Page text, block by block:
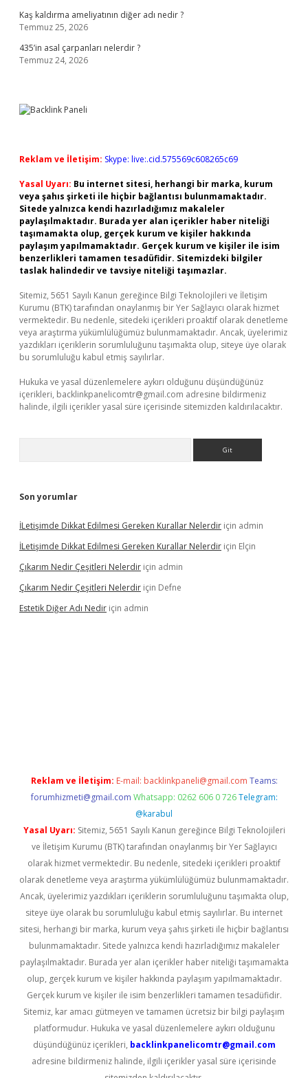
Kaş kaldırma ameliyatının diğer adı nedir ?
Temmuz 25, 2026
435’in asal çarpanları nelerdir ?
Temmuz 24, 2026
Reklam ve İletişim: Skype: live:.cid.575569c608265c69
Yasal Uyarı: Bu internet sitesi, herhangi bir marka, kurum
veya şahıs şirketi ile hiçbir bağlantısı bulunmamaktadır.
Sitede yalnızca kendi hazırladığımız makaleler
paylaşılmaktadır. Burada yer alan içerikler haber niteliği
taşımamakta olup, gerçek kurum ve kişiler hakkında
paylaşım yapılmamaktadır. Gerçek kurum ve kişiler ile isim
benzerlikleri tamamen tesadüfidir. Sitemizdeki bilgiler
taslak halindedir ve tavsiye niteliği taşımazlar.
Sitemiz, 5651 Sayılı Kanun gereğince Bilgi Teknolojileri ve İletişim
Kurumu (BTK) tarafından onaylanmış bir Yer Sağlayıcı olarak hizmet
vermektedir. Bu nedenle, sitedeki içerikleri proaktif olarak denetleme
veya araştırma yükümlülüğümüz bulunmamaktadır. Ancak, üyelerimiz
yazdıkları içeriklerin sorumluluğunu taşımakta olup, siteye üye olarak
bu sorumluluğu kabul etmiş sayılırlar.
Hukuka ve yasal düzenlemelere aykırı olduğunu düşündüğünüz
içerikleri, backlinkpanelicomtr@gmail.com adresine bildirmeniz
halinde, ilgili içerikler yasal süre içerisinde sitemizden kaldırılacaktır.
Son yorumlar
İLetişimde Dikkat Edilmesi Gereken Kurallar Nelerdir için admin
İLetişimde Dikkat Edilmesi Gereken Kurallar Nelerdir için Elçin
Çıkarım Nedir Çeşitleri Nelerdir için admin
Çıkarım Nedir Çeşitleri Nelerdir için Defne
Estetik Diğer Adı Nedir için admin
Reklam ve İletişim: E-mail: backlinkpaneli@gmail.com Teams:
forumhizmeti@gmail.com Whatsapp: 0262 606 0 726 Telegram:
@karabul
Yasal Uyarı: Sitemiz, 5651 Sayılı Kanun gereğince Bilgi Teknolojileri
ve İletişim Kurumu (BTK) tarafından onaylanmış bir Yer Sağlayıcı
olarak hizmet vermektedir. Bu nedenle, sitedeki içerikleri proaktif
olarak denetleme veya araştırma yükümlülüğümüz bulunmamaktadır.
Ancak, üyelerimiz yazdıkları içeriklerin sorumluluğunu taşımakta olup,
siteye üye olarak bu sorumluluğu kabul etmiş sayılırlar. Bu internet
sitesi, herhangi bir marka, kurum veya şahıs şirketi ile hiçbir bağlantısı
bulunmamaktadır. Sitede yalnızca kendi hazırladığımız makaleler
paylaşılmaktadır. Burada yer alan içerikler haber niteliği taşımamakta
olup, gerçek kurum ve kişiler hakkında paylaşım yapılmamaktadır.
Gerçek kurum ve kişiler ile isim benzerlikleri tamamen tesadüfidir.
Sitemiz, kar amacı gütmeyen ve tamamen ücretsiz bir bilgi paylaşım
platformudur. Hukuka ve yasal düzenlemelere aykırı olduğunu
düşündüğünüz içerikleri, backlinkpanelicomtr@gmail.com
adresine bildirmeniz halinde, ilgili içerikler yasal süre içerisinde